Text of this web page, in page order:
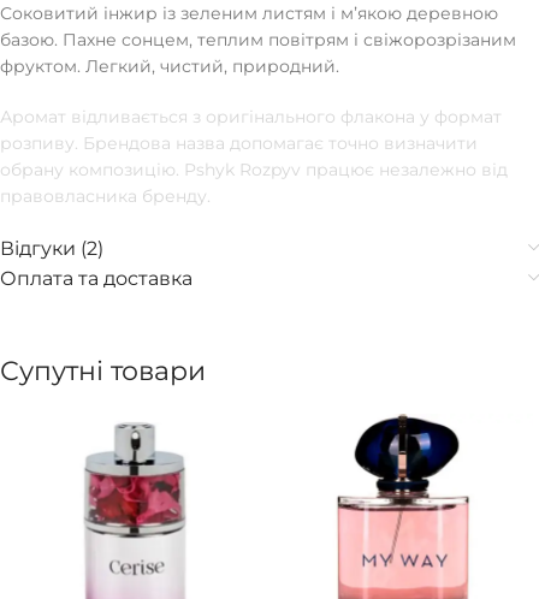
Соковитий інжир із зеленим листям і мʼякою деревною
базою. Пахне сонцем, теплим повітрям і свіжорозрізаним
фруктом. Легкий, чистий, природний.
Аромат відливається з оригінального флакона у формат
розпиву. Брендова назва допомагає точно визначити
обрану композицію. Pshyk Rozpyv працює незалежно від
правовласника бренду.
Відгуки (2)
Оплата та доставка
Супутні товари